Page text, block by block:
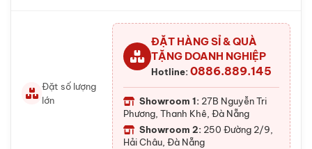
Đặt số lượng
lớn
ĐẶT HÀNG SỈ & QUÀ
TẶNG DOANH NGHIỆP
Hotline:0886.889.145
Showroom 1: 27B Nguyễn Tri
Phương, Thanh Khê, Đà Nẵng
Showroom 2: 250 Đường 2/9,
Hải Châu, Đà Nẵng